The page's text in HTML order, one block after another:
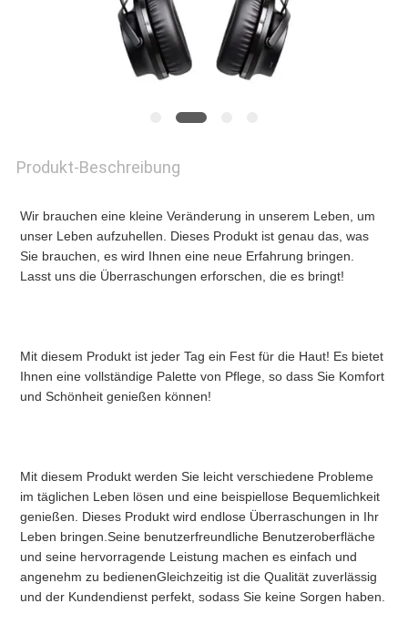
NEUIGKEITEN
BITTE
EIN
ANGEBOT
SITEMAP
DATENSCHUTZRICHTLINIE
Produkt-Beschreibung
Wir brauchen eine kleine Veränderung in unserem Leben, um
unser Leben aufzuhellen. Dieses Produkt ist genau das, was
Sie brauchen, es wird Ihnen eine neue Erfahrung bringen.
Lasst uns die Überraschungen erforschen, die es bringt!
Mit diesem Produkt ist jeder Tag ein Fest für die Haut! Es bietet
Ihnen eine vollständige Palette von Pflege, so dass Sie Komfort
und Schönheit genießen können!
Mit diesem Produkt werden Sie leicht verschiedene Probleme
im täglichen Leben lösen und eine beispiellose Bequemlichkeit
genießen. Dieses Produkt wird endlose Überraschungen in Ihr
Leben bringen.Seine benutzerfreundliche Benutzeroberfläche
und seine hervorragende Leistung machen es einfach und
angenehm zu bedienenGleichzeitig ist die Qualität zuverlässig
und der Kundendienst perfekt, sodass Sie keine Sorgen haben.